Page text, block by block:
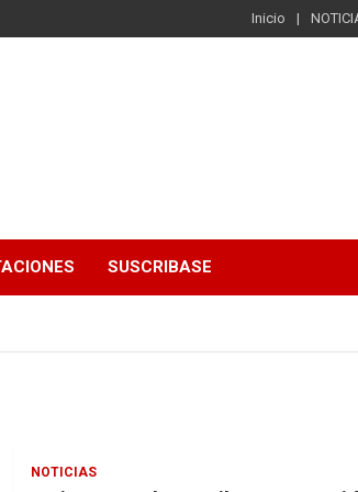
Inicio
SUSCRIBASE
NOTICIAS